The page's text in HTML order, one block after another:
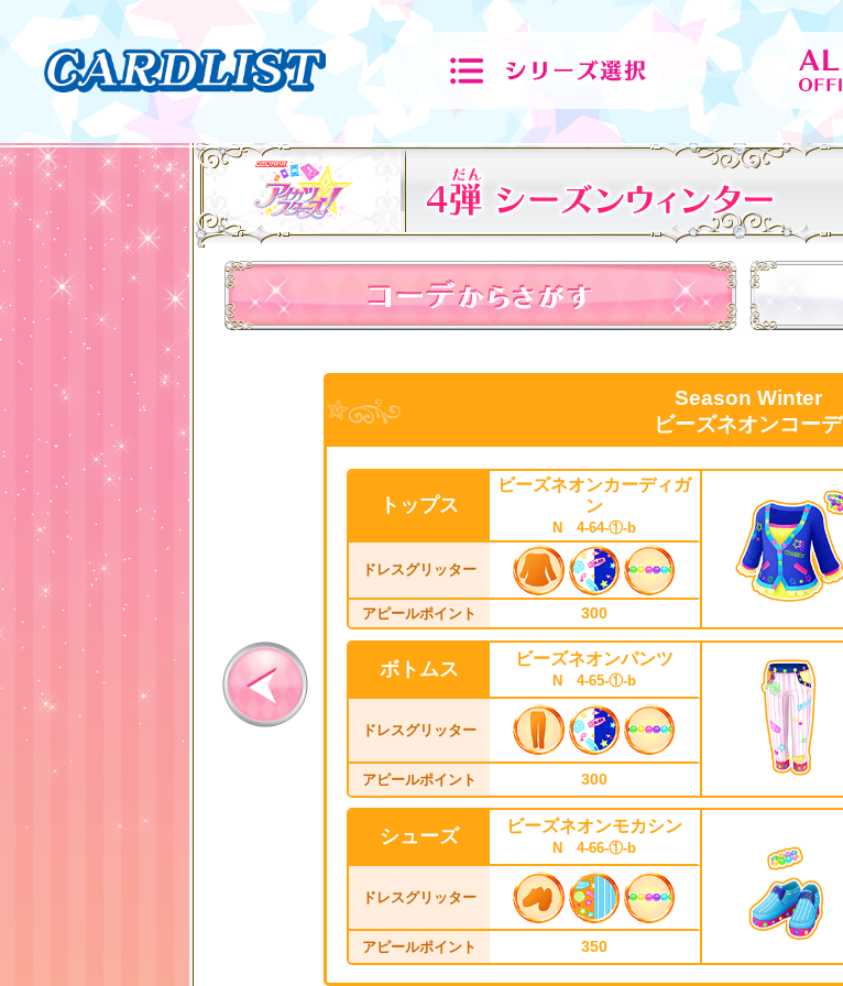
Season Winter
ビーズネオンコーデ
トップス
ビーズネオンカーディガ
ン
N 4-64-①-b
ドレスグリッター
アピールポイント 300
ボトムス ビーズネオンパンツ
N 4-65-①-b
ドレスグリッター
アピールポイント 300
シューズ ビーズネオンモカシン
N 4-66-①-b
ドレスグリッター
アピールポイント 350